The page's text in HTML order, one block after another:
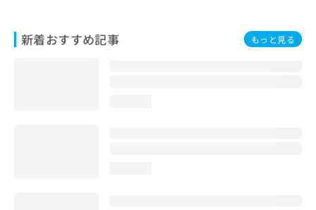
新着おすすめ記事 もっと見る
い